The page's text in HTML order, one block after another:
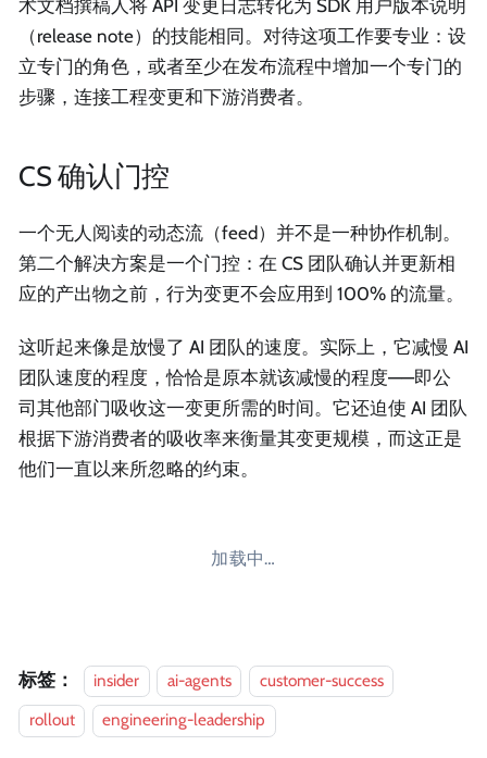
术文档撰稿人将 API 变更日志转化为 SDK 用户版本说明
（release note）的技能相同。对待这项工作要专业：设
立专门的角色，或者至少在发布流程中增加一个专门的
步骤，连接工程变更和下游消费者。
CS 确认门控
一个无人阅读的动态流（feed）并不是一种协作机制。
第二个解决方案是一个门控：在 CS 团队确认并更新相
应的产出物之前，行为变更不会应用到 100% 的流量。
这听起来像是放慢了 AI 团队的速度。实际上，它减慢 AI
团队速度的程度，恰恰是原本就该减慢的程度——即公
司其他部门吸收这一变更所需的时间。它还迫使 AI 团队
根据下游消费者的吸收率来衡量其变更规模，而这正是
他们一直以来所忽略的约束。
加载中…
标签： insider ai-agents
customer-success
rollout
engineering-leadership